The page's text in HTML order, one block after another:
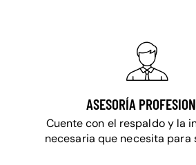
ASESORÍA
Cuente con el respaldo y la
necesaria que necesita para